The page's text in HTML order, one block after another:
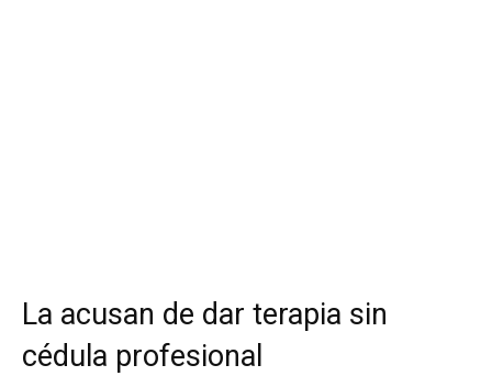
La acusan de dar terapia sin
cédula profesional